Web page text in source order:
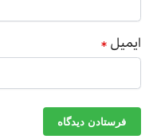
ایمیل *